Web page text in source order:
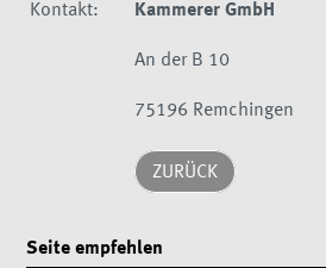
Kontakt: Kammerer GmbH
An der B 10
75196 Remchingen
ZURÜCK
Seite empfehlen